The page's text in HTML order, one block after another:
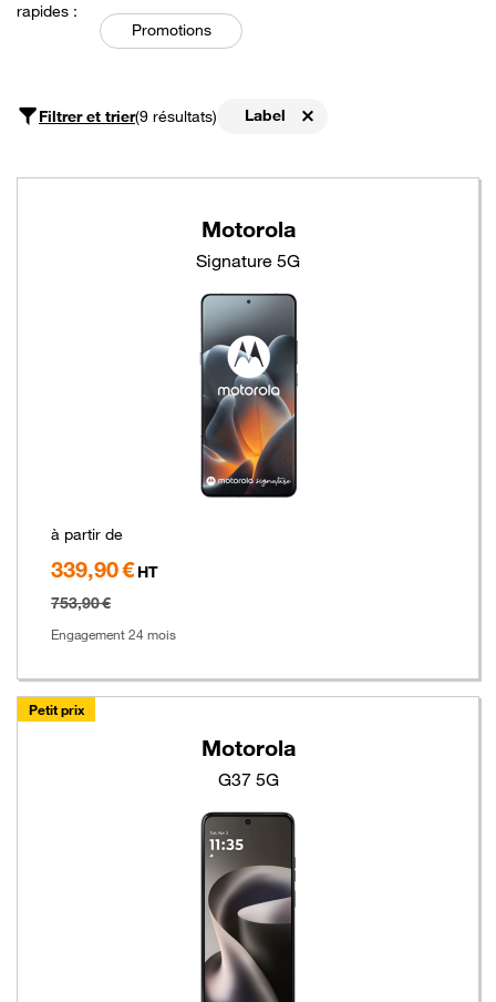
rapides :
Promotions
Filtrer et trier(9 résultats)
Label
Motorola
Signature 5G
à partir de
339,90 € HT
753,90 €
Engagement 24 mois
Petit prix
Motorola
G37 5G